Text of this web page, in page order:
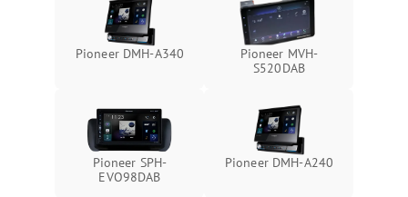
Pioneer DMH-A340
Pioneer MVH-
S520DAB
Pioneer SPH-
EVO98DAB
Pioneer DMH-A240